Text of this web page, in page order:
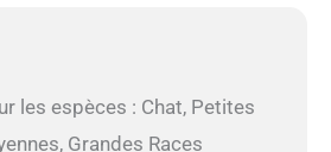
les espèces : Chat, Petites
Grandes Races